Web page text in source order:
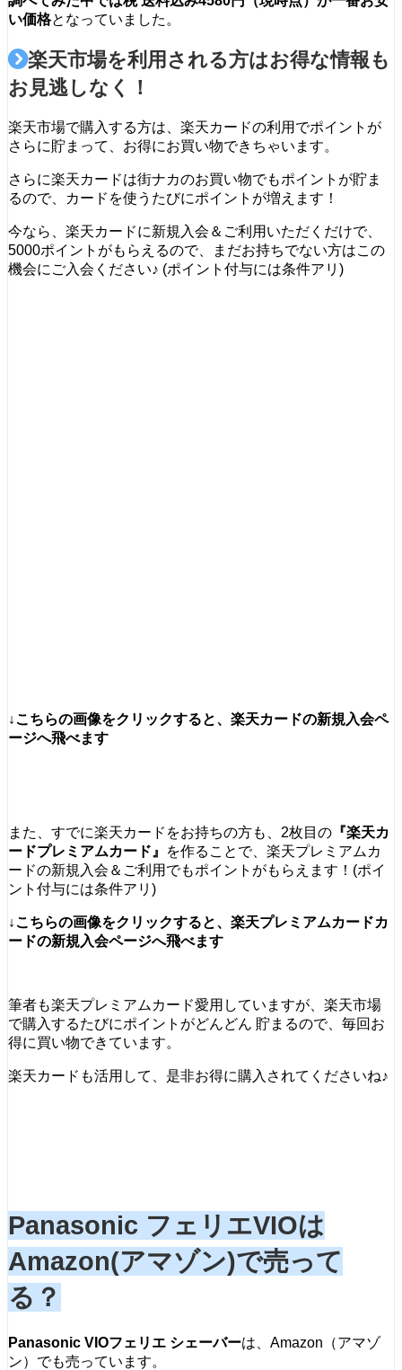
い価格となっていました。
楽天市場を利用される方はお得な情報も
お見逃しなく！
楽天市場で購入する方は、楽天カードの利用でポイントが
さらに貯まって、お得にお買い物できちゃいます。
さらに楽天カードは街ナカのお買い物でもポイントが貯ま
るので、カードを使うたびにポイントが増えます！
今なら、楽天カードに新規入会＆ご利用いただくだけで、
5000ポイントがもらえるので、まだお持ちでない方はこの
機会にご入会ください♪ (ポイント付与には条件アリ)
↓こちらの画像をクリックすると、楽天カードの新規入会ペ
ージへ飛べます
また、すでに楽天カードをお持ちの方も、2枚目の 『楽天カ
ードプレミアムカード』
を作ることで、楽天プレミアムカ
ードの新規入会＆ご利用でもポイントがもらえます！(ポイ
ント付与には条件アリ)
↓こちらの画像をクリックすると、楽天プレミアムカードカ
ードの新規入会ページへ飛べます
筆者も楽天プレミアムカード愛用していますが、楽天市場
で購入するたびにポイントがどんどん 貯まるので、毎回お
得に買い物できています。
楽天カードも活用して、是非お得に購入されてくださいね♪
Panasonic フェリエVIOは
Amazon(アマゾン)で売って
る？
Panasonic VIOフェリエ シェーバーは、Amazon（アマゾ
ン）でも売っています。